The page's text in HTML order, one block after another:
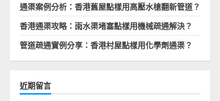
通渠案例分析：香港舊屋點樣用高壓水槍翻新管道？
香港通渠攻略：雨水渠堵塞點樣用機械疏通解決？
管道疏通實例分享：香港村屋點樣用化學劑通渠？
近期留言